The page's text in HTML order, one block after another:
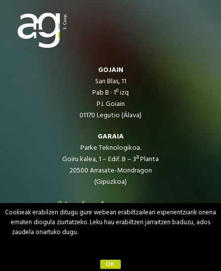
GOJAIN
San Blas, 11
Pab B · 1º izq
P.I. Goiain
01170 Legutio (Álava)
GARAIA
Parke Teknologikoa.
Goiru kalea, 1 – Edif. B – 3ª Planta
20500 Arrasate-Mondragon
(Gipuzkoa)
Lege oharra eta pribatutasun politika
Lan egin gurekin
OK